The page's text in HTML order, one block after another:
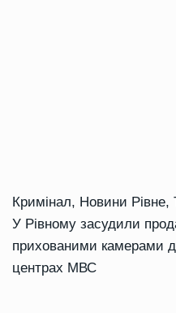
Кримінал, Новини Рівне,
У Рівному засудили
прихованими камерами
центрах МВС